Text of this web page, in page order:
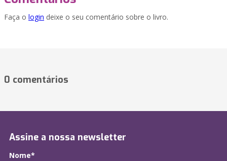
Faça o login deixe o seu comentário sobre o livro.
0 comentários
Assine a nossa newsletter
Nome*